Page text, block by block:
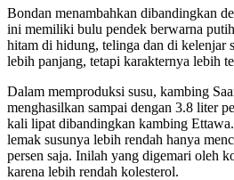
Bondan menambahkan dibandingkan
ini memiliki bulu pendek berwarna
hitam di hidung, telinga dan di kelenjar
lebih panjang, tetapi karakternya lebih
Dalam memproduksi susu, kambing
menghasilkan sampai dengan 3.8 liter
kali lipat dibandingkan kambing
lemak susunya lebih rendah hanya
persen saja. Inilah yang digemari oleh
karena lebih rendah kolesterol.